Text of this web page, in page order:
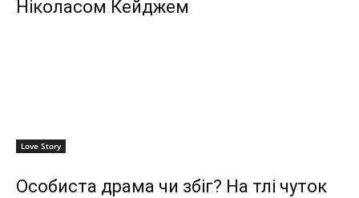
Ніколасом Кейджем
Love Story
Особиста драма чи збіг? На тлі чуток